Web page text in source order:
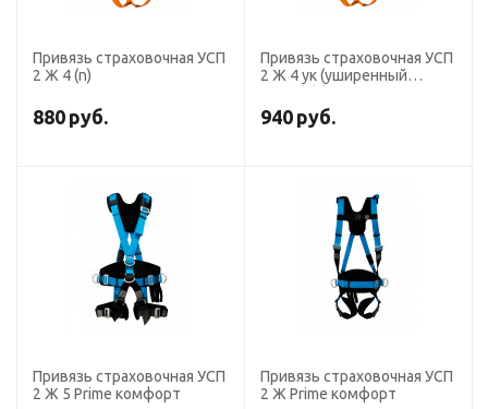
Привязь страховочная УСП
2 Ж 4 (n)
880 руб.
Привязь страховочная УСП
2 Ж 4 ук (уширенный
940 руб.
Привязь страховочная УСП
2 Ж 5 Prime комфорт
Привязь страховочная УСП
2 Ж Prime комфорт